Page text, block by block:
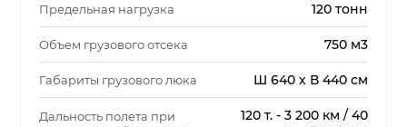
Предельная нагрузка 120 тонн
Объем грузового отсека 750 м3
Габариты грузового люка Ш 640 х В 440 см
Дальность полета при
120 т. - 3 200 км / 40